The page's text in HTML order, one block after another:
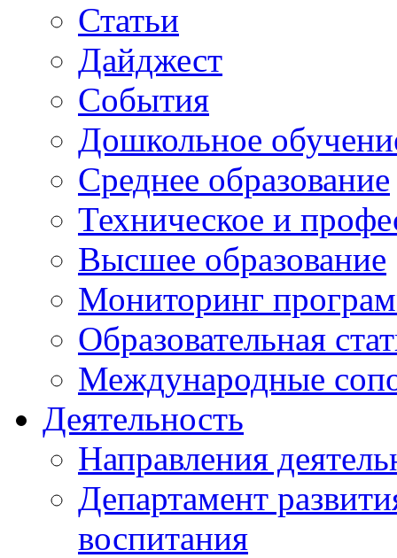
Статьи
Дайджест
События
Дошкольное
Среднее образование
Техническое и
Высшее образование
Мониторинг
Образовательная
Международные
Деятельность
Направления
Департамент
воспитания